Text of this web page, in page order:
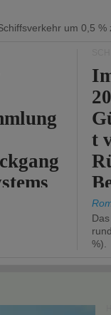
um 0,5 %
t
%).